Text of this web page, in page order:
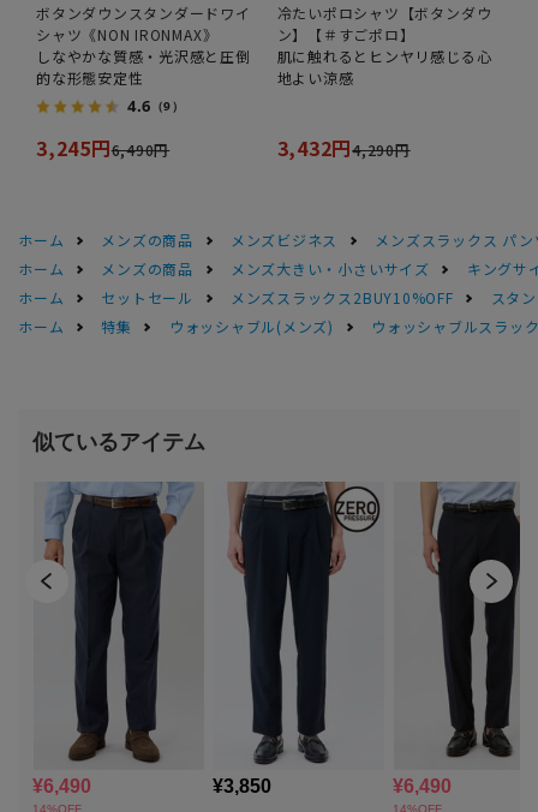
ボタンダウンスタンダードワイ
シャツ《NON IRONMAX》
しなやかな質感・光沢感と圧倒
的な形態安定性
4.6 （9）
3,245円6,490円
冷たいポロシャツ【ボタンダウ
ン】【＃すごポロ】
肌に触れるとヒンヤリ感じる心
地よい涼感
3,432円4,290円
ホーム メンズの商品 メンズビジネス
メンズスラックス パン
ホーム
メンズの商品 メンズ大きい・小さいサイズ
キングサ
ホーム
セットセール メンズスラックス2BUY10%OFF
スタ
ホーム
特集 ウォッシャブル(メンズ) ウォッシャブルスラッ